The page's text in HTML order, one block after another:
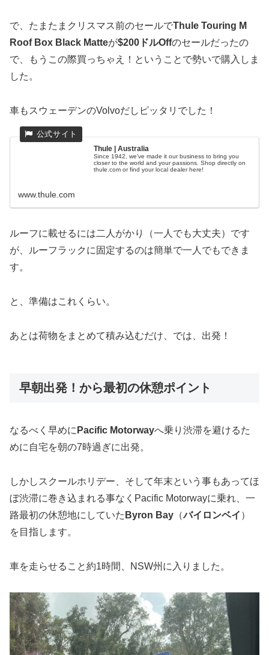
で、たまたまクリスマス前のセールでThule Touring M
Roof Box Black Matteが$200ドルOffのセールだったの
で、もうこの際買っちゃえ！ということで勢いで購入しま
した。
車もスウェーデンのVolvoだしピッタリでした！
Thule | Australia
Since 1942, we've made it our business to bring you
closer to the world and your passions. Shop directly on
thule.com or find your local dealer here!
www.thule.com
ルーフに載せるには二人がかり（一人でも大丈夫）です
が、ルーフラックに固定するのは簡単で一人でもできま
す。
と、準備はこれくらい。
あとは荷物をまとめて積み込むだけ、では、出発！
早朝出発！から最初の休憩ポイント
なるべく早めに Pacific Motorwayへ乗り渋滞を避けるた
めに自宅を朝の7時過ぎに出発。
しかしスクールホリデー、そして年末という事もあってほ
ぼ渋滞に巻き込まれる事なくPacific Motorwayに乗れ、一
路最初の休憩地にしていた Byron Bay （バイロンベイ ）
を目指します。
車を走らせること約1時間、NSW州に入りました。